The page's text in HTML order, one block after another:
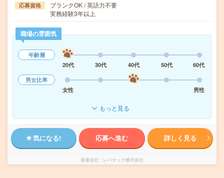
応募資格
ブランクOK / 英語力不要
実務経験3年以上
職場の雰囲気
年齢層
20代
30代 40代 50代
60代
男女比率
女性
男性
もっと見る
気になる! 応募へ進む 詳しく見る
派遣会社 レバテック株式会社